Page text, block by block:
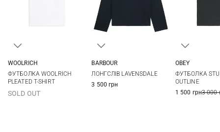
L
XL
WOOLRICH
ФУТБОЛКА WOOLRICH
PLEATED T-SHIRT
SOLD OUT
BARBOUR
ЛОНГСЛІВ LAVENSDALE
3 500 грн
OBEY
ФУТБОЛКА
OUTLINE
1 500 грн3 000